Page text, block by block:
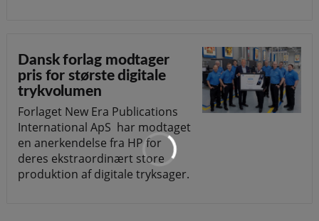
Dansk forlag modtager
pris for største digitale
trykvolumen
Forlaget New Era Publications
International ApS har modtaget
en anerkendelse fra HP for
deres ekstraordinært store
produktion af digitale tryksager.